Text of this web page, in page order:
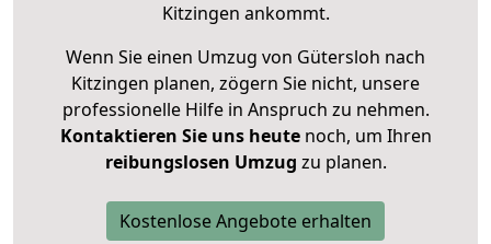
Kitzingen ankommt.
Wenn Sie einen Umzug von Gütersloh nach
Kitzingen planen, zögern Sie nicht, unsere
professionelle Hilfe in Anspruch zu nehmen.
Kontaktieren Sie uns heutenoch, um Ihren
reibungslosen Umzug zu planen.
Kostenlose Angebote erhalten